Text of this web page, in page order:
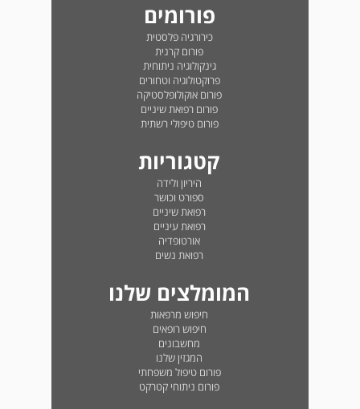
פורומים
כירורגיה פלסטית
פורום קרנית
גינקולוגיה ניתוחית
פרוקטולוגיה וטחורים
פורום אוקולופלסטיקה
פורום רפואת שיניים
פורום טיפולי רשתית
קטגוריות
היריון ולידה
ספורט וכושר
רפואת שיניים
רפואת עיניים
אורטופדיה
רפואת נשים
המומלצים שלנו
חיפוש מרפאות
חיפוש רופאים
מחשבונים
המגזין שלנו
פורום טיפול משפחתי
פורום ניתוחי קטרקט